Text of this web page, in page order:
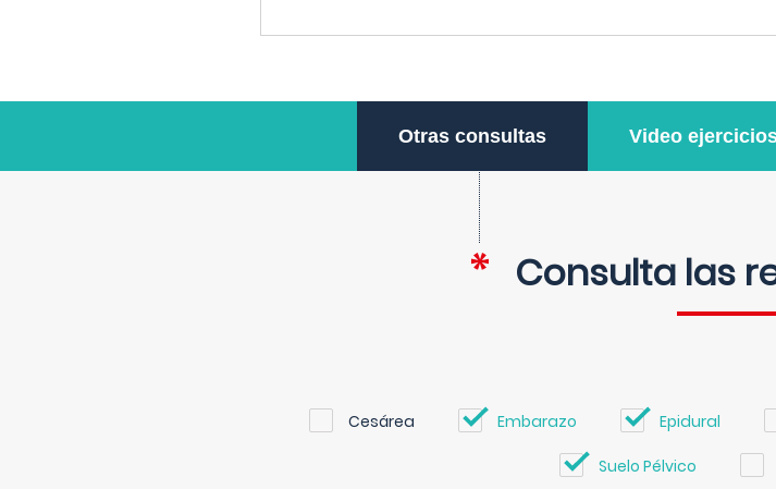
Otras consultas Video
Consulta las
Cesárea Embarazo Epidural
Suelo Pélvico